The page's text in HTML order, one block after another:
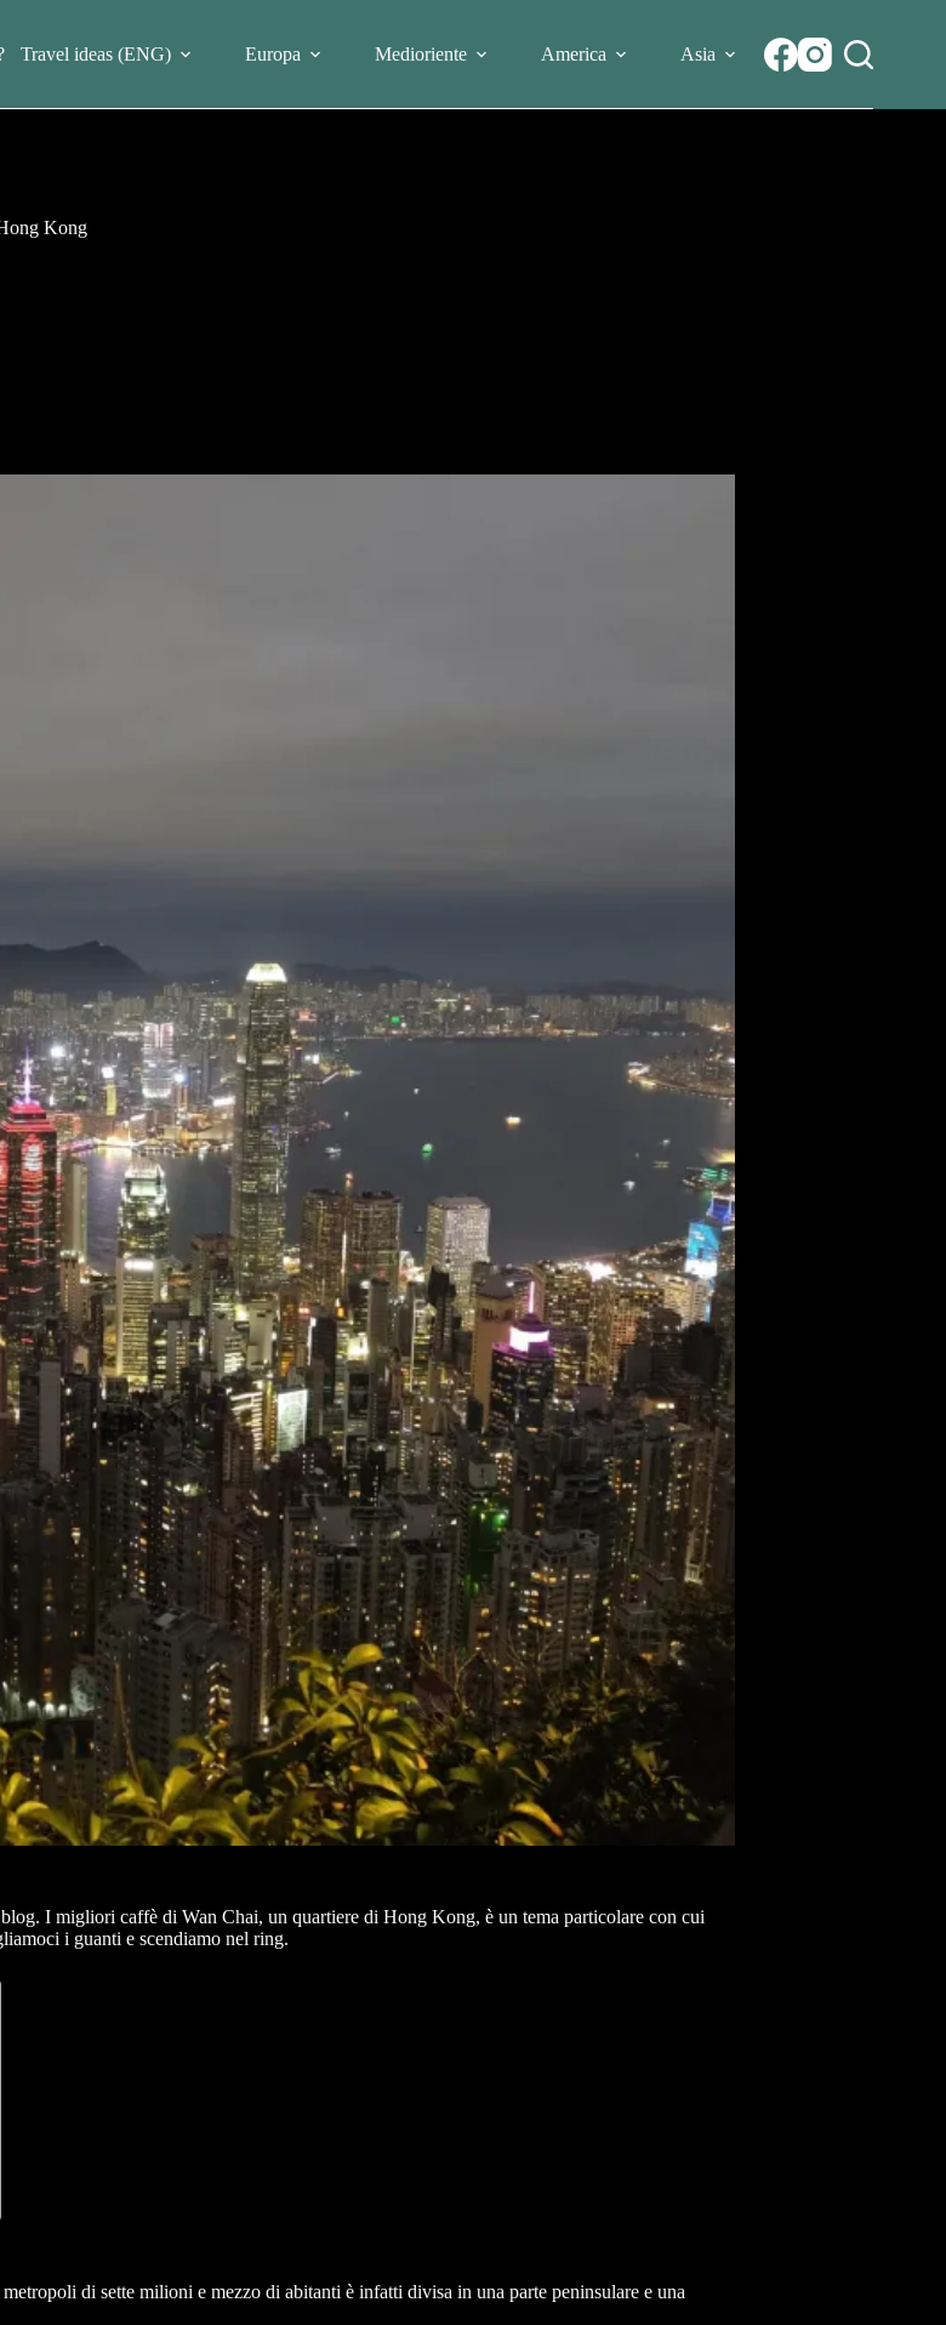
Travel ideas (ENG) Europa Medioriente America Asia
Kong
I migliori caffè di Wan Chai, un quartiere di Hong Kong, è un tema particolare con cui
i guanti e scendiamo nel ring.
metropoli di sette milioni e mezzo di abitanti è infatti divisa in una parte peninsulare e una